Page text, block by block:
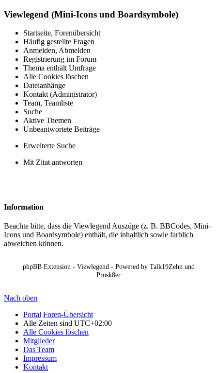
Viewlegend (Mini-Icons und Boardsymbole)
Startseite, Forenübersicht
Häufig gestellte Fragen
Anmelden, Abmelden
Registrierung im Forum
Thema enthält Umfrage
Alle Cookies löschen
Dateianhänge
Kontakt (Administrator)
Team, Teamliste
Suche
Aktive Themen
Unbeantwortete Beiträge
Erweiterte Suche
Mit Zitat antworten
Information
Beachte bitte, dass die Viewlegend Auszüge (z. B. BBCodes, Mini-
Icons und Boardsymbole) enthält, die inhaltlich sowie farblich
abweichen können.
phpBB Extension - Viewlegend - Powered by Talk19Zehn und
Prosk8er
Nach oben
Portal Foren-Übersicht
Alle Zeiten sind UTC+02:00
Alle Cookies löschen
Mitglieder
Das Team
Impressum
Kontakt